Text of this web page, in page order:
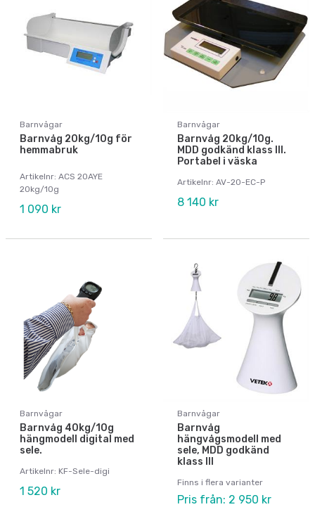
Barnvågar
Barnvåg 20kg/10g för
hemmabruk
Artikelnr: ACS 20AYE
20kg/10g
1 090 kr
Barnvågar
Barnvåg 20kg/10g.
MDD godkänd klass III.
Portabel i väska
Artikelnr: AV-20-EC-P
8 140 kr
Barnvågar
Barnvåg 40kg/10g
hängmodell digital med
sele.
Artikelnr: KF-Sele-digi
1 520 kr
Barnvågar
Barnvåg
hängvågsmodell med
sele, MDD godkänd
klass III
Finns i flera varianter
Pris från: 2 950 kr